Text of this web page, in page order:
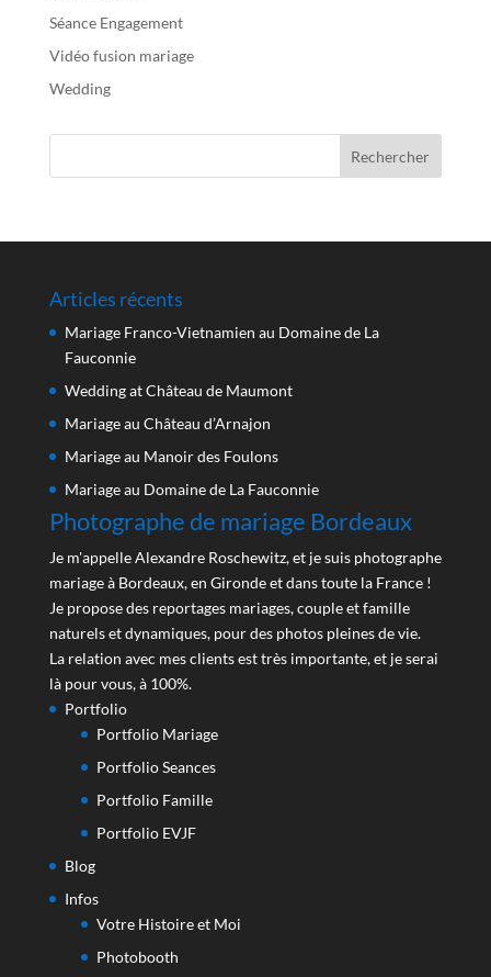
Séance Engagement
Vidéo fusion mariage
Wedding
Articles récents
Mariage Franco-Vietnamien au Domaine de La
Fauconnie
Wedding at Château de Maumont
Mariage au Château d’Arnajon
Mariage au Manoir des Foulons
Mariage au Domaine de La Fauconnie
Photographe de mariage Bordeaux
Je m'appelle Alexandre Roschewitz, et je suis photographe
mariage à Bordeaux, en Gironde et dans toute la France !
Je propose des reportages mariages, couple et famille
naturels et dynamiques, pour des photos pleines de vie.
La relation avec mes clients est très importante, et je serai
là pour vous, à 100%.
Portfolio
Portfolio Mariage
Portfolio Seances
Portfolio Famille
Portfolio EVJF
Blog
Infos
Votre Histoire et Moi
Photobooth